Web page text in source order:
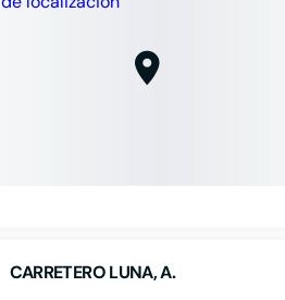
CARRETERO LUNA, A.